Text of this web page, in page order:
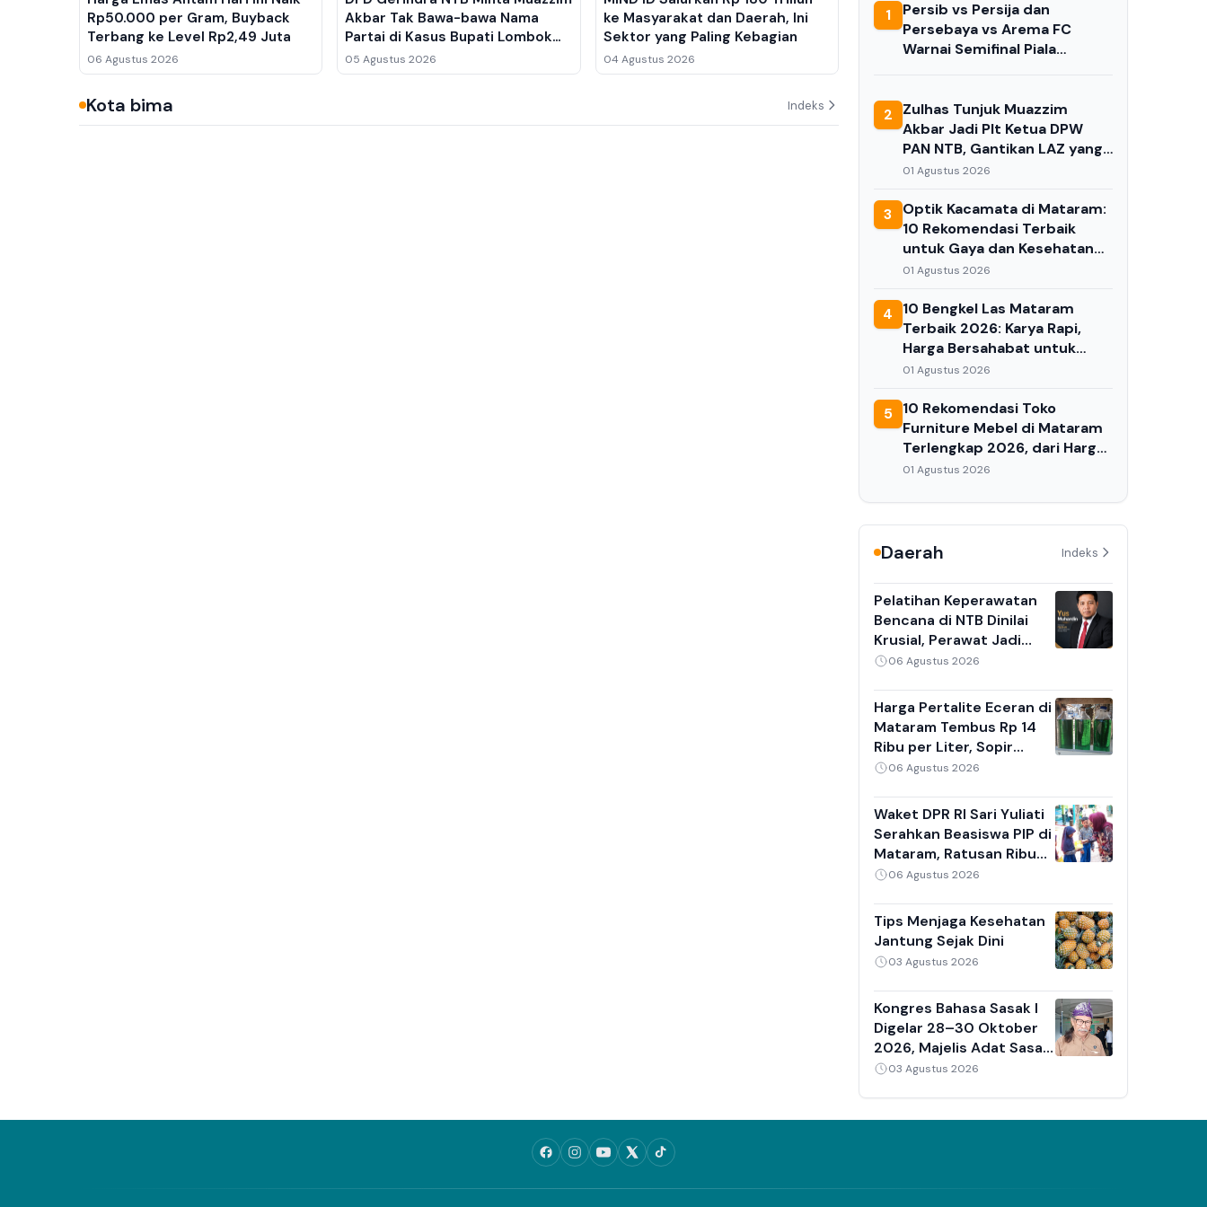
Rp50.000 per Gram, Buyback
Terbang ke Level Rp2,49 Juta
06 Agustus 2026
Akbar Tak Bawa-bawa Nama
Partai di Kasus Bupati Lombok
Barat Lalu Ahmad Zaini
05 Agustus 2026
ke Masyarakat dan Daerah, Ini
Sektor yang Paling Kebagian
04 Agustus 2026
vs Arema FC Warnai Semifinal
Piala Presiden 2026
Kota bima Indeks
1
Persib vs Persija dan
Persebaya vs Arema FC
Warnai Semifinal Piala
2 Zulhas Tunjuk Muazzim
Akbar Jadi Plt Ketua DPW
PAN NTB, Gantikan LAZ yang
Ditangkap KPK
01 Agustus 2026
3 Optik Kacamata di Mataram:
10 Rekomendasi Terbaik
untuk Gaya dan Kesehatan
Mata Anda di 2026
01 Agustus 2026
4 10 Bengkel Las Mataram
Terbaik 2026: Karya Rapi,
Harga Bersahabat untuk
Kebutuhan Anda
01 Agustus 2026
5 10 Rekomendasi Toko
Furniture Mebel di Mataram
Terlengkap 2026, dari Harga
Ekonomis hingga Premium
01 Agustus 2026
Daerah Indeks
Pelatihan Keperawatan
Bencana di NTB Dinilai
Krusial, Perawat Jadi
Garda Terdepan Saat
06 Agustus 2026
Harga Pertalite Eceran di
Mataram Tembus Rp 14
Ribu per Liter, Sopir
Angkot dan Ojek Online
Berjam-jam
06 Agustus 2026
Waket DPR RI Sari Yuliati
Serahkan Beasiswa PIP di
Mataram, Ratusan Ribu
Kuota Disediakan untuk
06 Agustus 2026
Tips Menjaga Kesehatan
Jantung Sejak Dini
03 Agustus 2026
Kongres Bahasa Sasak I
Digelar 28–30 Oktober
2026, Majelis Adat Sasak
Dorong Lahirnya Regulasi
03 Agustus 2026